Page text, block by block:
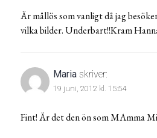
Är mållös som vanligt då jag
vilka bilder. Underbart!!Kram
Maria skriver:
19 juni, 2012 kl. 15:54
Fint! Är det den ön som MAmma